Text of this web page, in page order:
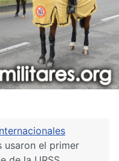
usaron el primer